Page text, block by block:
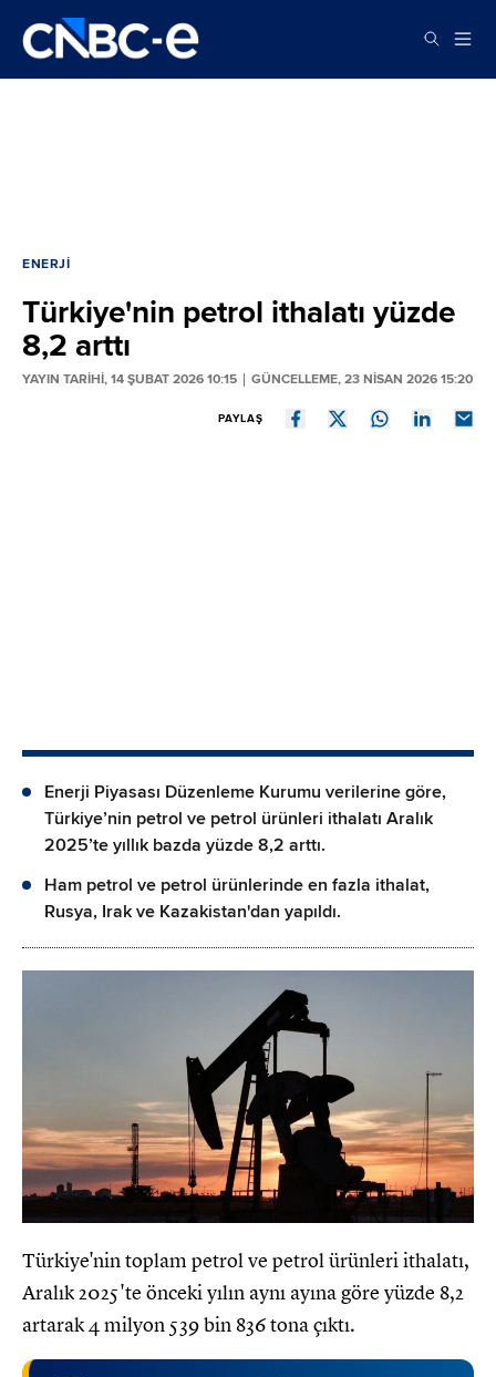
ENERJI
Türkiye'nin petrol ithalatı yüzde
8,2 arttı
YAYIN TARİHİ, 14 ŞUBAT 2026 10:15 GÜNCELLEME, 23 NISAN 2026 15:20
PAYLAŞ
Enerji Piyasası Düzenleme Kurumu verilerine göre,
Türkiye’nin petrol ve petrol ürünleri ithalatı Aralık
2025’te yıllık bazda yüzde 8,2 arttı.
Ham petrol ve petrol ürünlerinde en fazla ithalat,
Rusya, Irak ve Kazakistan'dan yapıldı.
Türkiye'nin toplam petrol ve petrol ürünleri ithalatı,
Aralık 2025'te önceki yılın aynı ayına göre yüzde 8,2
artarak 4 milyon 539 bin 836 tona çıktı.